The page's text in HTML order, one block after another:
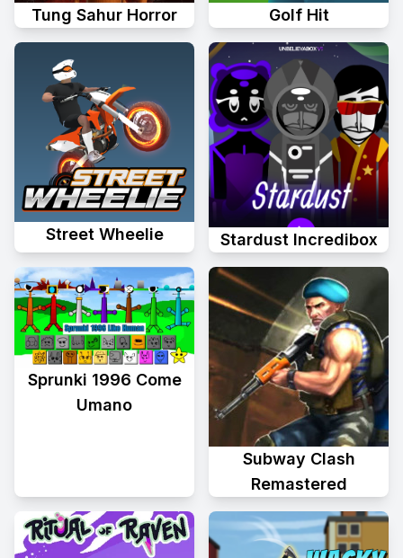
Tung Sahur Horror Golf Hit
Street Wheelie Stardust Incredibox
Sprunki 1996 Come
Umano
Subway Clash
Remastered